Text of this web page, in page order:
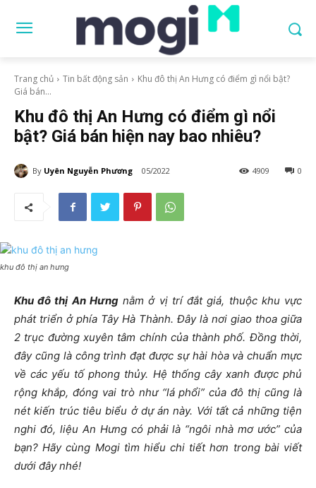
Trang chủ Tin bất động sản
Khu đô thị An Hưng có điểm gì nổi bật?
Giá bán...
Khu đô thị An Hưng có điểm gì nổi
bật? Giá bán hiện nay bao nhiêu?
By Uyên Nguyễn Phương 05/2022 0
4909
khu đô thị an hưng
Khu đô thị An Hưngnằm ở vị trí đắt giá, thuộc khu vực
phát triển ở phía Tây Hà Thành. Đây là nơi giao thoa giữa
2 trục đường xuyên tâm chính của thành phố. Đồng thời,
đây cũng là công trình đạt được sự hài hòa và chuẩn mực
về các yếu tố phong thủy. Hệ thống cây xanh được phủ
rộng khắp, đóng vai trò như “lá phổi” của đô thị cũng là
nét kiến trúc tiêu biểu ở dự án này. Với tất cả những tiện
nghi đó, liệu An Hưng có phải là “ngôi nhà mơ ước” của
bạn? Hãy cùng Mogi tìm hiểu chi tiết hơn trong bài viết
dưới đây nhé!